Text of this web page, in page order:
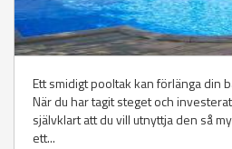
Ett smidigt pooltak kan förlänga din
När du har tagit steget och
självklart att du vill utnyttja den så
ett...